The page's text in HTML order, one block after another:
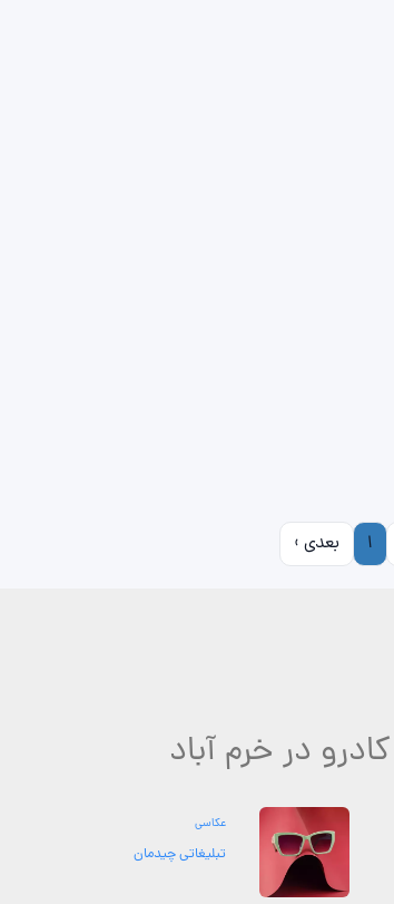
1 بعدی ›
در خرم آباد
عکاسی
تبلیغاتی چیدمان